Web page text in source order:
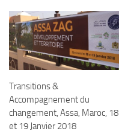
Transitions &
Accompagnement du
changement, Assa, Maroc, 18
et 19 Janvier 2018